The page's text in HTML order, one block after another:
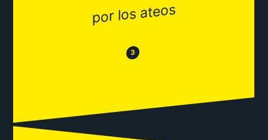
por los ateos
😒 3 😂